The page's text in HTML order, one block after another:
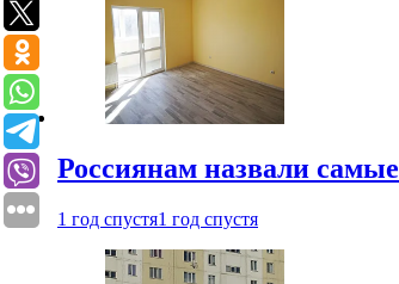
Россиянам назвали
1 год спустя1 год спустя